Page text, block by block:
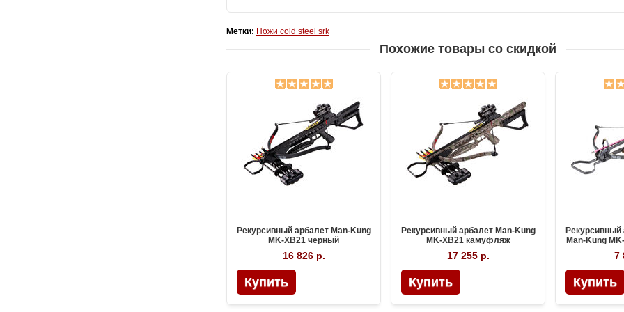
Метки: Ножи cold steel srk
Похожие товары со скидкой
Рекурсивный арбалет Man-Kung
MK-XB21 черный
16 826 р.
Рекурсивный арбалет Man-Kung
MK-XB21 камуфляж
17 255 р.
Рекурсивный
Man-Kung
7